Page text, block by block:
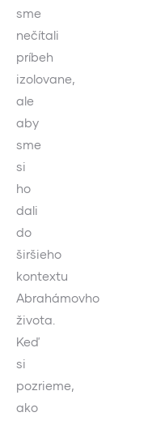
sme
nečítali
príbeh
izolovane,
ale
aby
sme
si
ho
dali
do
širšieho
kontextu
Abrahámovho
života.
Keď
si
pozrieme,
ako